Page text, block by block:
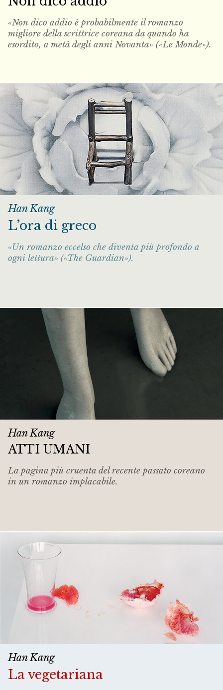
«Non dico addio è probabilmente il romanzo
migliore della scrittrice coreana da quando ha
esordito, a metà degli anni Novanta» («Le Monde»).
Han Kang
L’ora di greco
«Un romanzo eccelso che diventa più profondo a
ogni lettura» («The Guardian»).
Han Kang
ATTI UMANI
La pagina più cruenta del recente passato coreano
in un romanzo implacabile.
Han Kang
La vegetariana